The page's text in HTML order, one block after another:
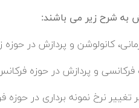
به شرح زیر می باشند:
کانولوشن و پردازش در حوزه
فرکانسی و پردازش در حوزه
تغییر نرخ نمونه برداری در